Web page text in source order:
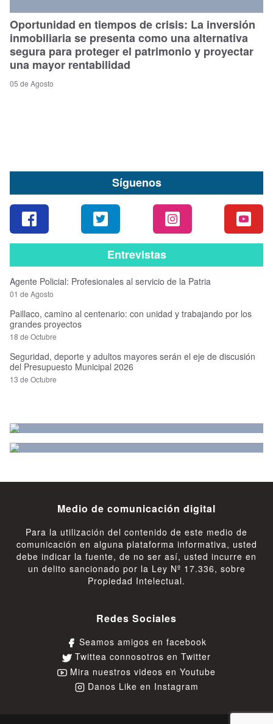
Oportunidad en tiempos de crisis: La inversión
inmobiliaria se presenta como una alternativa
segura para proteger el patrimonio y proyectar
una mayor rentabilidad
05 de Agosto
Síguenos
Entrevistas
Agente Policial: Profesionales al servicio de la Patria
01 de Agosto
Paillaco, camino al centenario: con unidad y trabajando por los
grandes proyectos
18 de Octubre
Seguridad, deporte y adultos mayores serán el eje de discusión
del Presupuesto Municipal 2026
13 de Octubre
Medio de comunicación digital
Para la utilización del contenido de este medio de
comunicación en alguna plataforma informativa, usted
debe indicar la fuente, de no ser así, usted incurre en
un delito sancionado por la Ley Nº 17.336, sobre
Propiedad Intelectual.
Redes Sociales
Seamos amigos en facebook
Twittea connosotros en Twitter
Mira nuestros videos en Youtube
Danos Like en Instagram